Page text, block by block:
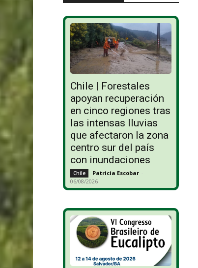
Chile | Forestales
apoyan recuperación
en cinco regiones tras
las intensas lluvias
que afectaron la zona
centro sur del país
con inundaciones
Chile Patricia Escobar -
06/08/2026